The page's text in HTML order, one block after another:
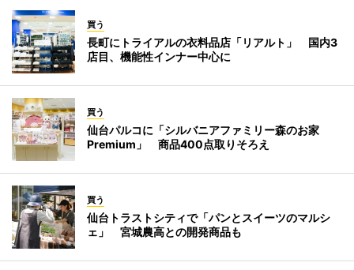
買う
長町にトライアルの衣料品店「リアルト」 国内3
店目、機能性インナー中心に
買う
仙台パルコに「シルバニアファミリー森のお家
Premium」 商品400点取りそろえ
買う
仙台トラストシティで「パンとスイーツのマルシ
ェ」 宮城農高との開発商品も